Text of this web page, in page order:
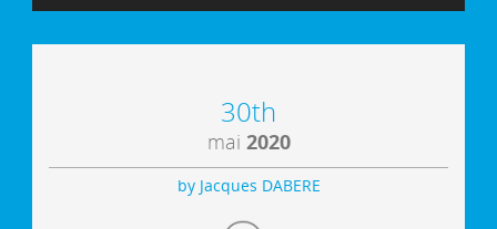
30th
mai 2020
by Jacques DABERE